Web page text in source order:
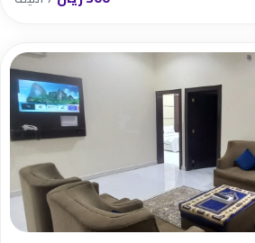
Sort by